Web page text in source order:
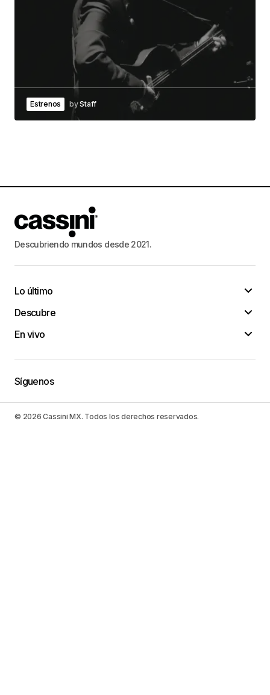
Estrenos byStaff
Descubriendo mundos desde 2021.
Lo último
Descubre
En vivo
Síguenos
© 2026 Cassini MX. Todos los derechos reservados.